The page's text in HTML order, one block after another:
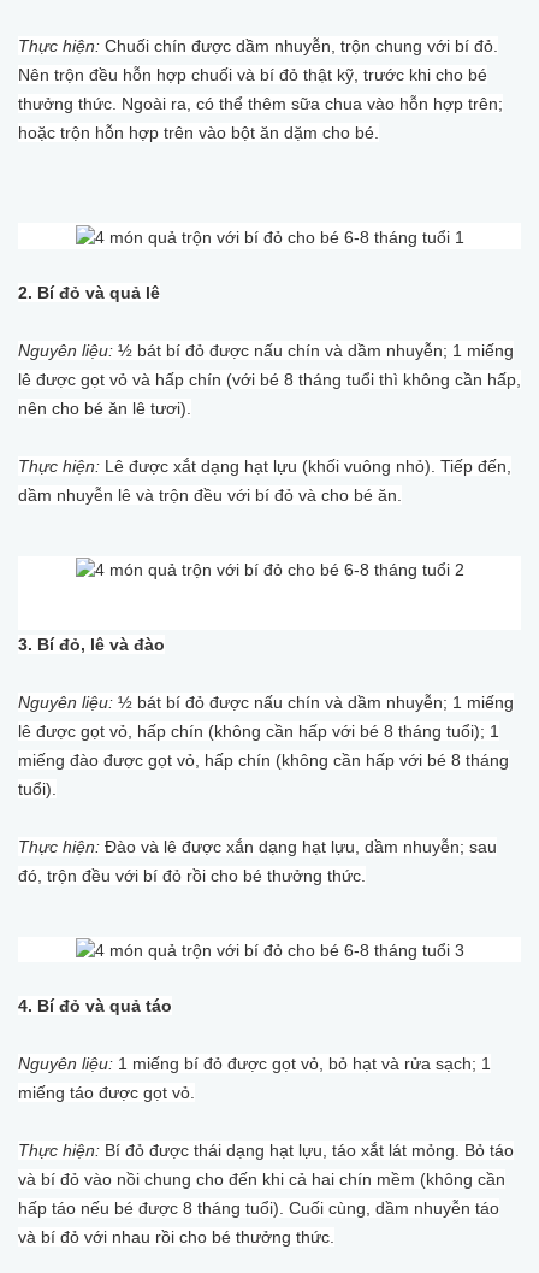
Thực hiện: Chuối chín được dầm nhuyễn, trộn chung với bí đỏ.
Nên trộn đều hỗn hợp chuối và bí đỏ thật kỹ, trước khi cho bé
thưởng thức. Ngoài ra, có thể thêm sữa chua vào hỗn hợp trên;
hoặc trộn hỗn hợp trên vào bột ăn dặm cho bé.
2. Bí đỏ và quả lê
Nguyên liệu: ½ bát bí đỏ được nấu chín và dầm nhuyễn; 1 miếng
lê được gọt vỏ và hấp chín (với bé 8 tháng tuổi thì không cần hấp,
nên cho bé ăn lê tươi).
Thực hiện: Lê được xắt dạng hạt lựu (khối vuông nhỏ). Tiếp đến,
dầm nhuyễn lê và trộn đều với bí đỏ và cho bé ăn.
3. Bí đỏ, lê và đào
Nguyên liệu: ½ bát bí đỏ được nấu chín và dầm nhuyễn; 1 miếng
lê được gọt vỏ, hấp chín (không cần hấp với bé 8 tháng tuổi); 1
miếng đào được gọt vỏ, hấp chín (không cần hấp với bé 8 tháng
tuổi).
Thực hiện: Đào và lê được xắn dạng hạt lựu, dầm nhuyễn; sau
đó, trộn đều với bí đỏ rồi cho bé thưởng thức.
4. Bí đỏ và quả táo
Nguyên liệu: 1 miếng bí đỏ được gọt vỏ, bỏ hạt và rửa sạch; 1
miếng táo được gọt vỏ.
Thực hiện: Bí đỏ được thái dạng hạt lựu, táo xắt lát mỏng. Bỏ táo
và bí đỏ vào nồi chung cho đến khi cả hai chín mềm (không cần
hấp táo nếu bé được 8 tháng tuổi). Cuối cùng, dầm nhuyễn táo
và bí đỏ với nhau rồi cho bé thưởng thức.